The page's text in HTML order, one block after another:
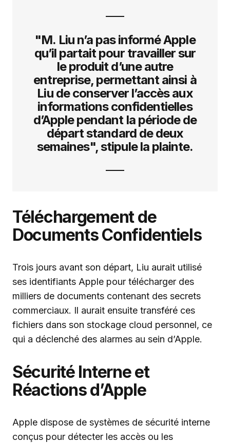
"M. Liu n’a pas informé Apple
qu’il partait pour travailler sur
le produit d’une autre
entreprise, permettant ainsi à
Liu de conserver l’accès aux
informations confidentielles
d’Apple pendant la période de
départ standard de deux
semaines", stipule la plainte.
Téléchargement de
Documents Confidentiels
Trois jours avant son départ, Liu aurait utilisé
ses identifiants Apple pour télécharger des
milliers de documents contenant des secrets
commerciaux. Il aurait ensuite transféré ces
fichiers dans son stockage cloud personnel, ce
qui a déclenché des alarmes au sein d’Apple.
Sécurité Interne et
Réactions d’Apple
Apple dispose de systèmes de sécurité interne
conçus pour détecter les accès ou les